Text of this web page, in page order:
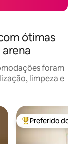
ótimas
foram
limpeza e
Entre os
Preferido dos